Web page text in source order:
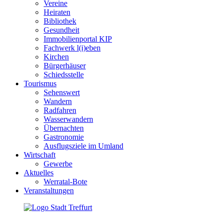
Vereine
Heiraten
Bibliothek
Gesundheit
Immobilienportal KIP
Fachwerk l(i)eben
Kirchen
Bürgerhäuser
Schiedsstelle
Tourismus
Sehenswert
Wandern
Radfahren
Wasserwandern
Übernachten
Gastronomie
Ausflugsziele im Umland
Wirtschaft
Gewerbe
Aktuelles
Werratal-Bote
Veranstaltungen